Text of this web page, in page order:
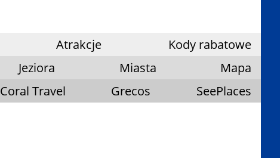
Atrakcje
Kody rabatowe
Jeziora Miasta
Mapa
Coral Travel Grecos SeePlaces